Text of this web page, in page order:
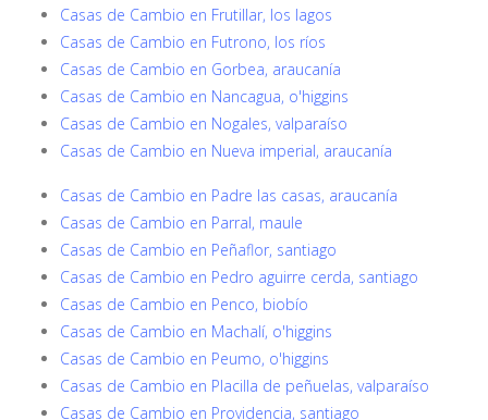
Casas de Cambio en Frutillar, los lagos
Casas de Cambio en Futrono, los ríos
Casas de Cambio en Gorbea, araucanía
Casas de Cambio en Nancagua, o'higgins
Casas de Cambio en Nogales, valparaíso
Casas de Cambio en Nueva imperial, araucanía
Casas de Cambio en Padre las casas, araucanía
Casas de Cambio en Parral, maule
Casas de Cambio en Peñaflor, santiago
Casas de Cambio en Pedro aguirre cerda, santiago
Casas de Cambio en Penco, biobío
Casas de Cambio en Machalí, o'higgins
Casas de Cambio en Peumo, o'higgins
Casas de Cambio en Placilla de peñuelas, valparaíso
Casas de Cambio en Providencia, santiago